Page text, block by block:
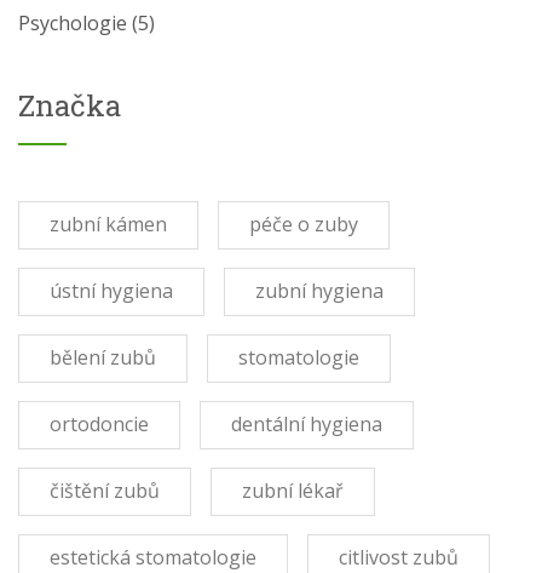
Psychologie (5)
Značka
zubní kámen péče o zuby
ústní hygiena zubní hygiena
bělení zubů stomatologie
ortodoncie dentální hygiena
čištění zubů zubní lékař
estetická stomatologie citlivost zubů